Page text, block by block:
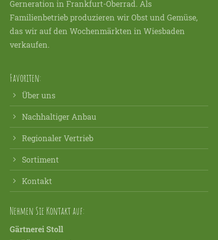
Gerneration in Frankfurt-Oberrad. Als
Familienbetrieb produzieren wir Obst und Gemüse,
das wir auf den Wochenmärkten in Wiesbaden
verkaufen.
Favoriten:
Über uns
Nachhaltiger Anbau
Regionaler Vertrieb
Sortiment
Kontakt
Nehmen Sie Kontakt auf:
Gärtnerei Stoll